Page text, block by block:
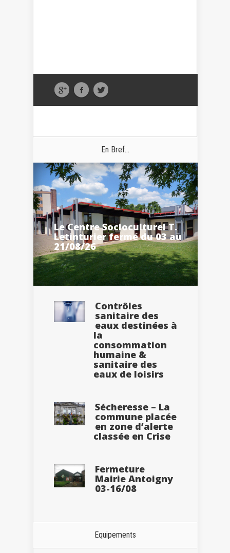
En Bref...
Le Centre Socioculturel T.
Letinturier fermé du 03 au
21/08/26
Contrôles
sanitaire des
eaux destinées à
la
consommation
humaine &
sanitaire des
eaux de loisirs
Sécheresse – La
commune placée
en zone d’alerte
classée en Crise
Fermeture
Mairie Antoigny
03-16/08
Equipements